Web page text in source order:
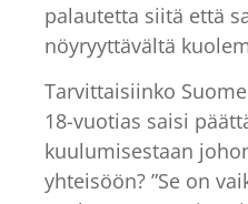
palautetta siitä että
nöyryyttävältä
Tarvittaisiinko
18-vuotias saisi
kuulumisestaan
yhteisöön? ”Se on